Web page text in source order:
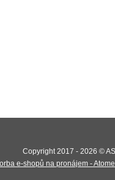
Copyright 2017 - 2026 ©
e-shopů na pronájem -